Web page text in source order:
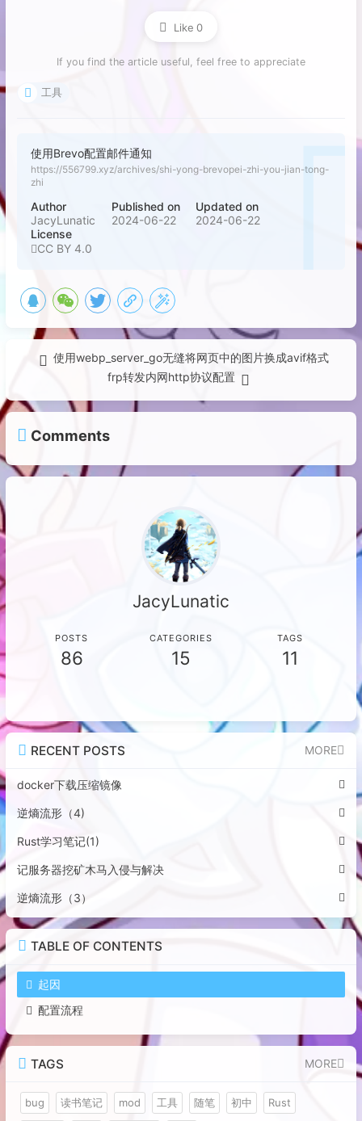
Like 0
If you find the article useful, feel free to appreciate
工具
使用Brevo配置邮件通知
https://556799.xyz/archives/shi-yong-brevopei-zhi-you-jian-tong-
zhi
Author
JacyLunatic
Published on
2024-06-22
Updated on
2024-06-22
License
CC BY 4.0
使用webp_server_go无缝将网页中的图片换成avif格式
frp转发内网http协议配置
Comments
JacyLunatic
POSTS
86
CATEGORIES
15
TAGS
11
RECENT POSTS MORE
docker下载压缩镜像
逆熵流形（4)
Rust学习笔记(1)
记服务器挖矿木马入侵与解决
逆熵流形（3）
TABLE OF CONTENTS
起因
配置流程
TAGS MORE
bug 读书笔记 mod 工具 随笔 初中 Rust